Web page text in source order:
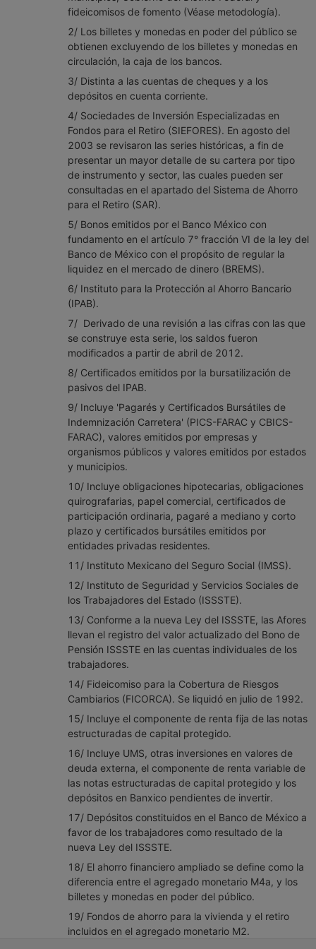
fideicomisos de fomento (Véase metodología).
2/ Los billetes y monedas en poder del público se
obtienen excluyendo de los billetes y monedas en
circulación, la caja de los bancos.
3/ Distinta a las cuentas de cheques y a los
depósitos en cuenta corriente.
4/ Sociedades de Inversión Especializadas en
Fondos para el Retiro (SIEFORES). En agosto del
2003 se revisaron las series históricas, a fin de
presentar un mayor detalle de su cartera por tipo
de instrumento y sector, las cuales pueden ser
consultadas en el apartado del Sistema de Ahorro
para el Retiro (SAR).
5/ Bonos emitidos por el Banco México con
fundamento en el artículo 7° fracción VI de la ley del
Banco de México con el propósito de regular la
liquidez en el mercado de dinero (BREMS).
6/ Instituto para la Protección al Ahorro Bancario
(IPAB).
7/ Derivado de una revisión a las cifras con las que
se construye esta serie, los saldos fueron
modificados a partir de abril de 2012.
8/ Certificados emitidos por la bursatilización de
pasivos del IPAB.
9/ Incluye 'Pagarés y Certificados Bursátiles de
Indemnización Carretera' (PICS-FARAC y CBICS-
FARAC), valores emitidos por empresas y
organismos públicos y valores emitidos por estados
y municipios.
10/ Incluye obligaciones hipotecarias, obligaciones
quirografarias, papel comercial, certificados de
participación ordinaria, pagaré a mediano y corto
plazo y certificados bursátiles emitidos por
entidades privadas residentes.
11/ Instituto Mexicano del Seguro Social (IMSS).
12/ Instituto de Seguridad y Servicios Sociales de
los Trabajadores del Estado (ISSSTE).
13/ Conforme a la nueva Ley del ISSSTE, las Afores
llevan el registro del valor actualizado del Bono de
Pensión ISSSTE en las cuentas individuales de los
trabajadores.
14/ Fideicomiso para la Cobertura de Riesgos
Cambiarios (FICORCA). Se liquidó en julio de 1992.
15/ Incluye el componente de renta fija de las notas
estructuradas de capital protegido.
16/ Incluye UMS, otras inversiones en valores de
deuda externa, el componente de renta variable de
las notas estructuradas de capital protegido y los
depósitos en Banxico pendientes de invertir.
17/ Depósitos constituidos en el Banco de México a
favor de los trabajadores como resultado de la
nueva Ley del ISSSTE.
18/ El ahorro financiero ampliado se define como la
diferencia entre el agregado monetario M4a, y los
billetes y monedas en poder del público.
19/ Fondos de ahorro para la vivienda y el retiro
incluidos en el agregado monetario M2.